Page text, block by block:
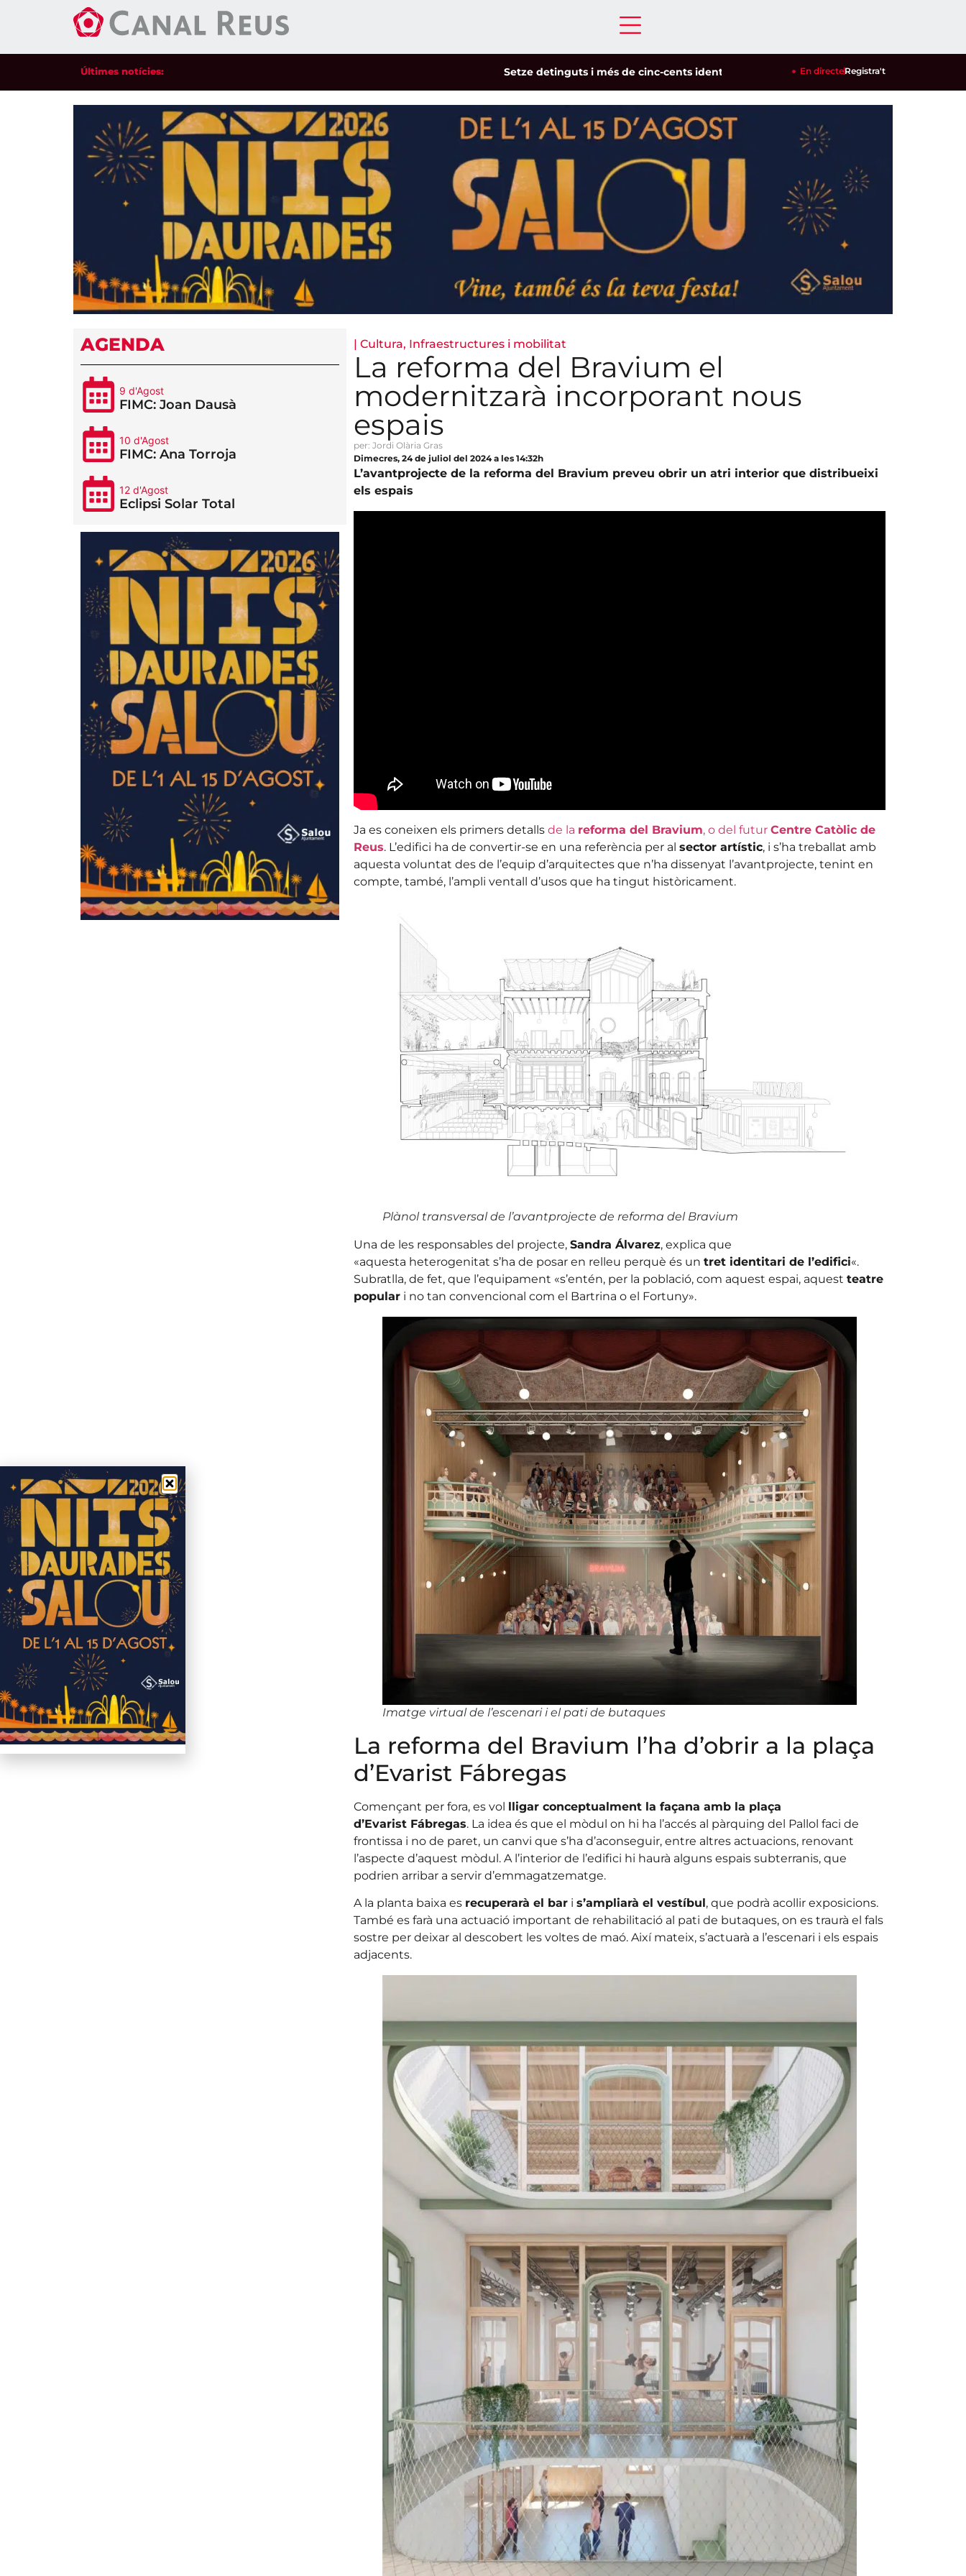
Últimes notícies: Setze detinguts i més de cinc-cents identificats en un dispositiu policial contra la
En directeRegistra't
AGENDA
9 d'Agost
FIMC: Joan Dausà
10 d'Agost
FIMC: Ana Torroja
12 d'Agost
Eclipsi Solar Total
| Cultura, Infraestructures i mobilitat
La reforma del Bravium el
modernitzarà incorporant nous
espais
per: Jordi Olària Gras
Dimecres, 24 de juliol del 2024 a les 14:32h
L’avantprojecte de la reforma del Bravium preveu obrir un atri interior que distribueixi
els espais
Ja es coneixen els primers detalls de la reforma del Bravium, o del futur Centre Catòlic de
Reus. L’edifici ha de convertir-se en una referència per al sector artístic, i s’ha treballat amb
aquesta voluntat des de l’equip d’arquitectes que n’ha dissenyat l’avantprojecte, tenint en
compte, també, l’ampli ventall d’usos que ha tingut històricament.
Plànol transversal de l’avantprojecte de reforma del Bravium
Una de les responsables del projecte, Sandra Álvarez, explica que
«aquesta heterogenitat s’ha de posar en relleu perquè és un tret identitari de l’edifici«.
Subratlla, de fet, que l’equipament «s’entén, per la població, com aquest espai, aquest teatre
populari no tan convencional com el Bartrina o el Fortuny».
Imatge virtual de l’escenari i el pati de butaques
La reforma del Bravium l’ha d’obrir a la plaça
d’Evarist Fábregas
Començant per fora, es vol lligar conceptualment la façana amb la plaça
d’Evarist Fábregas. La idea és que el mòdul on hi ha l’accés al pàrquing del Pallol faci de
frontissa i no de paret, un canvi que s’ha d’aconseguir, entre altres actuacions, renovant
l’aspecte d’aquest mòdul. A l’interior de l’edifici hi haurà alguns espais subterranis, que
podrien arribar a servir d’emmagatzematge.
A la planta baixa es recuperarà el bari s’ampliarà el vestíbul, que podrà acollir exposicions.
També es farà una actuació important de rehabilitació al pati de butaques, on es traurà el fals
sostre per deixar al descobert les voltes de maó. Així mateix, s’actuarà a l’escenari i els espais
adjacents.